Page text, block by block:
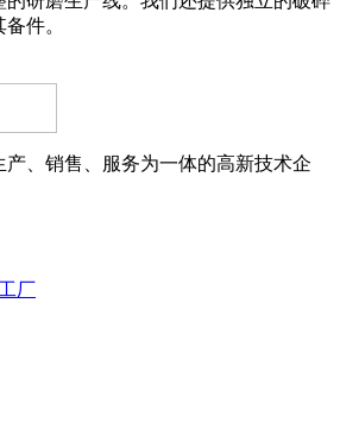
件。
、销售、服务为一体的高新技术企
厂